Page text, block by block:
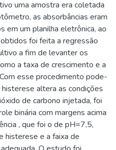
uma amostra era coletada
as absorbâncias eram
em um planilha eletrônica, ao
foi feita a regressão
a fim de levanter os
a taxa de crescimento e a
esse procedimento pode-
altera as condições
de carbono injetada, foi
binária com margens acima
, que foi o de pH=7,5,
histerese e a faixa de